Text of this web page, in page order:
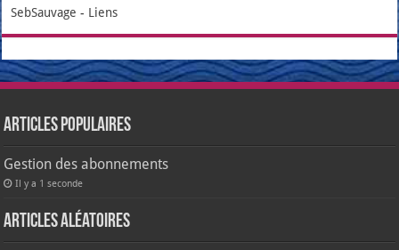
SebSauvage - Liens
Articles populaires
Gestion des abonnements
Il y a 1 seconde
Articles aléatoires